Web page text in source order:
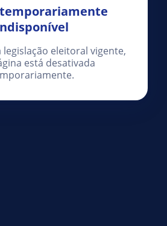
legislação eleitoral vigente,
está desativada